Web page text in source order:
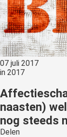
07 juli 2017
in 2017
naasten)
nog steeds
Delen